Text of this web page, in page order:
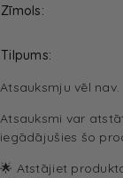
Zīmols
Tilpums
Atsauksmju vēl nav.
Atsauksmi var
iegādājušies šo
🌟 Atstājiet